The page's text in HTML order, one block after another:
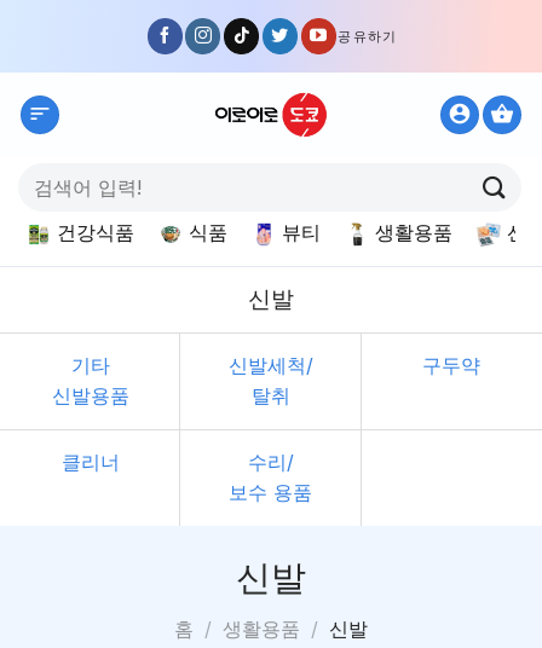
content
공유하기
색:
건강식품 식품 뷰티 생활용품 선
신발
기타
신발용품
신발세척/
탈취
구두약
클리너
수리/
보수 용품
신발
홈 / 생활용품 / 신발